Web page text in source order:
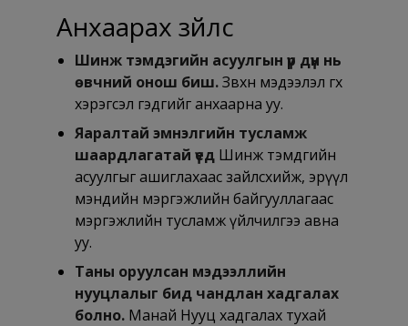
Анхаарах зүйлс
Шинж тэмдэгийн асуулгын үр дүн нь
өвчний онош биш.Зөвхөн мэдээлэл өгөх
хэрэгсэл гэдгийг анхаарна уу.
Яаралтай эмнэлгийн тусламж
шаардлагатай үед Шинж тэмдгийн
асуулгыг ашиглахаас зайлсхийж, эрүүл
мэндийн мэргэжлийн байгууллагаас
мэргэжлийн тусламж үйлчилгээ авна
уу.
Таны оруулсан мэдээллийн
нууцлалыг бид чандлан хадгалах
болно. Манай Нууц хадгалах тухай